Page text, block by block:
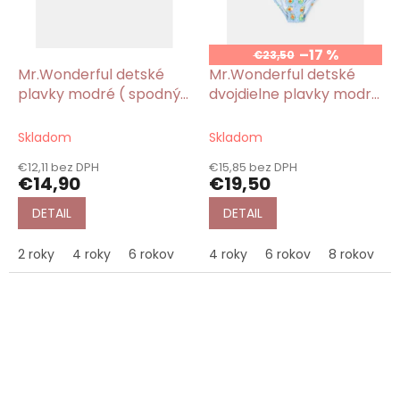
Mr.Wonderful detské
plavky modré ( spodný
Avocado
Skladom
€12,11 bez DPH
€14,90
DETAIL
2 roky 4 roky 6 rokov
€23,50 –17 %
Mr.Wonderful detské
dvojdielne plavky modré
Skladom
€15,85 bez DPH
€19,50
DETAIL
4 roky 6 rokov 8 rokov